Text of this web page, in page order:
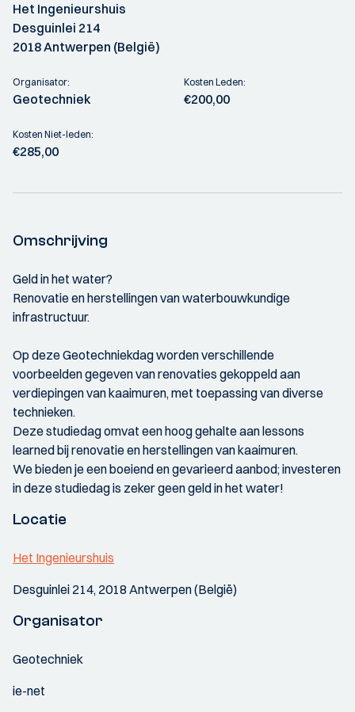
Het Ingenieurshuis
Desguinlei 214
2018 Antwerpen (België)
Organisator:
Geotechniek
Kosten Leden:
€200,00
Kosten Niet-leden:
€285,00
Omschrijving
Geld in het water?
Renovatie en herstellingen van waterbouwkundige
infrastructuur.
Op deze Geotechniekdag worden verschillende
voorbeelden gegeven van renovaties gekoppeld aan
verdiepingen van kaaimuren, met toepassing van diverse
technieken.
Deze studiedag omvat een hoog gehalte aan lessons
learned bij renovatie en herstellingen van kaaimuren.
We bieden je een boeiend en gevarieerd aanbod; investeren
in deze studiedag is zeker geen geld in het water!
Locatie
Het Ingenieurshuis
Desguinlei 214, 2018 Antwerpen (België)
Organisator
Geotechniek
ie-net